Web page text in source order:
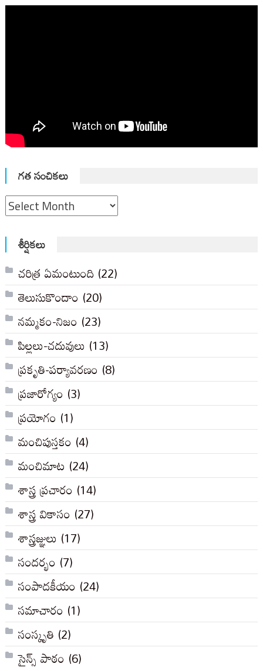
గత సంచికలు
గత
సంచికలు
శీర్షికలు
చరిత్ర ఏమంటుంది (22)
తెలుసుకొందాం (20)
నమ్మకం-నిజం (23)
పిల్లలు-చదువులు (13)
ప్రకృతి-పర్యావరణం (8)
ప్రజారోగ్యం (3)
ప్రయోగం (1)
మంచిపుస్తకం (4)
మంచిమాట (24)
శాస్త్ర ప్రచారం (14)
శాస్త్ర వికాసం (27)
శాస్త్రజ్ఞులు (17)
సందర్భం (7)
సంపాదకీయం (24)
సమాచారం (1)
సంస్కృతి (2)
సైన్స్ పాఠం (6)